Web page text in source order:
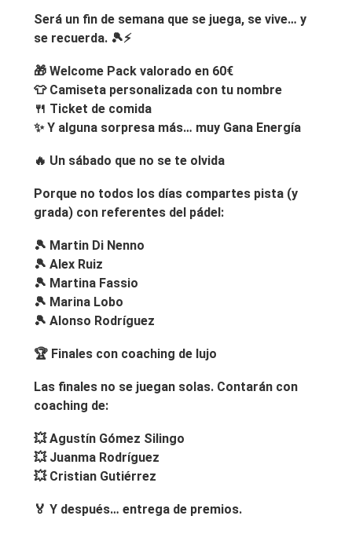
Será un fin de semana que se juega, se vive… y
se recuerda. 🎾⚡
🎁Welcome Pack valorado en 60€
👕 Camiseta personalizada con tu nombre
🍴 Ticket de comida
✨ Y alguna sorpresa más… muy Gana Energía
🔥 Un sábado que no se te olvida
Porque no todos los días compartes pista (y
grada) con referentes del pádel:
🎾 Martin Di Nenno
🎾Alex Ruiz
🎾 Martina Fassio
🎾 Marina Lobo
🎾Alonso Rodríguez
🏆 Finales con coaching de lujo
Las finales no se juegan solas. Contarán con
coaching de:
💥Agustín Gómez Silingo
💥 Juanma Rodríguez
💥 Cristian Gutiérrez
🏅 Y después… entrega de premios.